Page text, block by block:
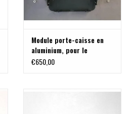
Module porte-caisse en
aluminium, pour le
système de porte-
€650,00